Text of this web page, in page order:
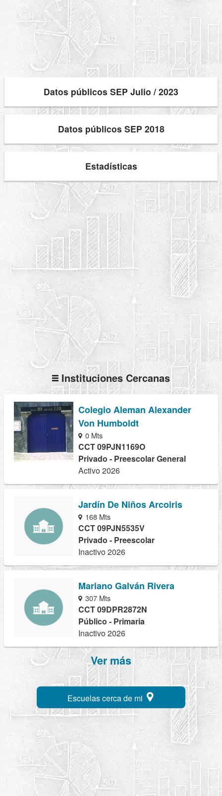
Datos públicos SEP Julio / 2023
Datos públicos SEP 2018
Estadísticas
Instituciones Cercanas
Colegio Aleman Alexander
Von Humboldt
0 Mts
CCT 09PJN1169O
Privado - Preescolar General
Activo 2026
Jardín De Niños Arcoiris
168 Mts
CCT 09PJN5535V
Privado - Preescolar
Inactivo 2026
Mariano Galván Rivera
307 Mts
CCT 09DPR2872N
Público - Primaria
Inactivo 2026
Ver más
Escuelas cerca de mi